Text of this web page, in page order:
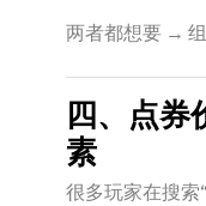
两者都想要 →
四、点券
素
很多玩家在搜索